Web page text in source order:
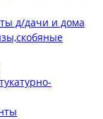
д/дачи и дома